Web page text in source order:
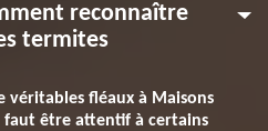
reconnaître
termites
véritables fléaux à Maisons
faut être attentif à certains